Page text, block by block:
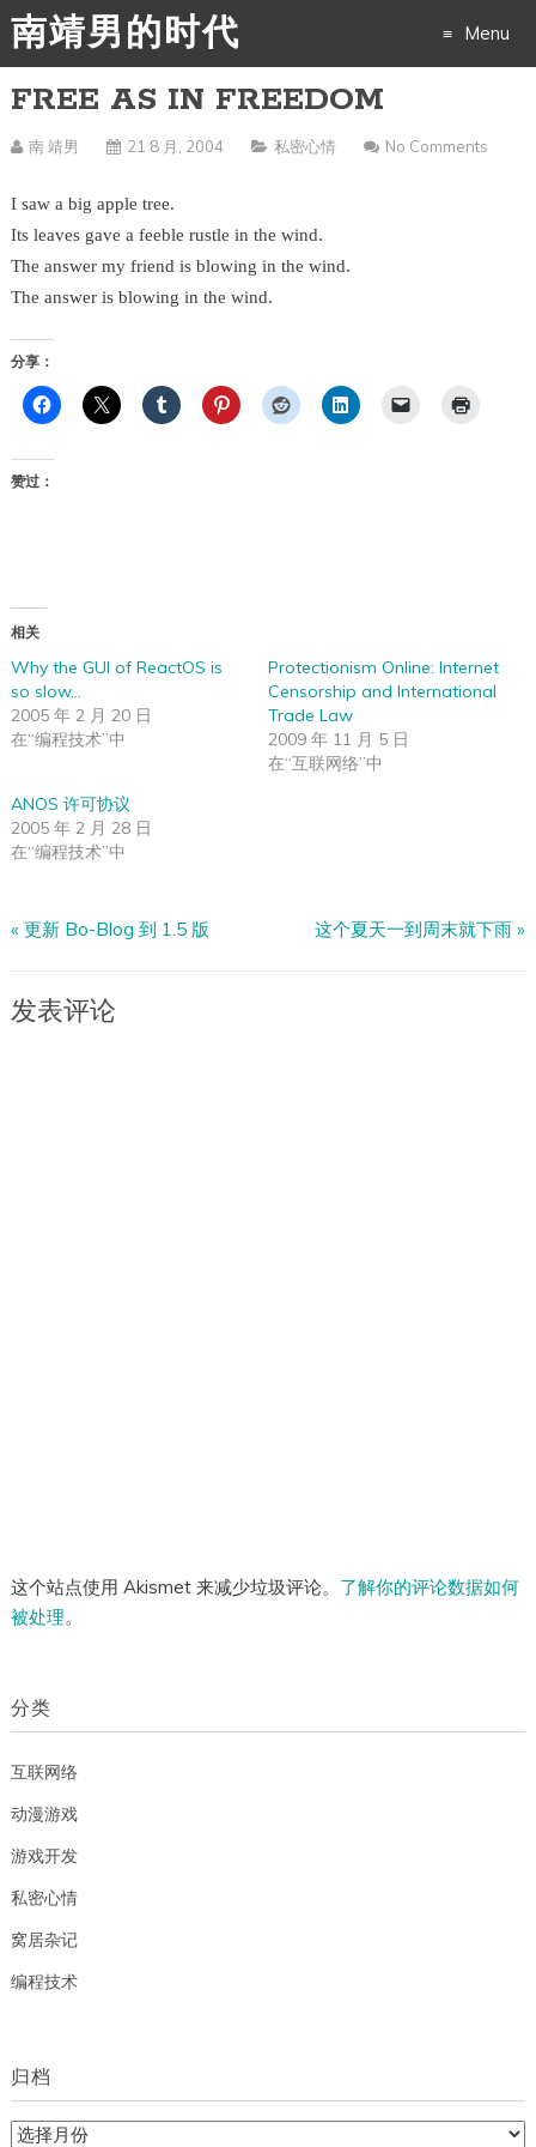
南靖男的时代 Menu
to
FREE AS IN FREEDOM
南 靖男 21 8 月, 2004 私密心情 No Comments
I saw a big apple tree.
Its leaves gave a feeble rustle in the wind.
The answer my friend is blowing in the wind.
The answer is blowing in the wind.
分享：
赞过：
相关
Why the GUI of ReactOS is
so slow…
2005 年 2 月 20 日
在“编程技术”中
Protectionism Online: Internet
Censorship and International
Trade Law
2009 年 11 月 5 日
在“互联网络”中
ANOS 许可协议
2005 年 2 月 28 日
在“编程技术”中
« 更新 Bo-Blog 到 1.5 版 这个夏天一到周末就下雨 »
发表评论
这个站点使用 Akismet 来减少垃圾评论。 了解你的评论数据如何
被处理。
分类
互联网络
动漫游戏
游戏开发
私密心情
窝居杂记
编程技术
归档
归